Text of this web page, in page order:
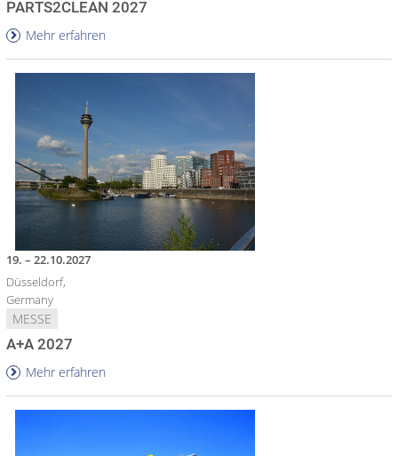
PARTS2CLEAN 2027
Mehr erfahren
19. – 22.10.2027
Düsseldorf,
Germany
MESSE
A+A 2027
Mehr erfahren